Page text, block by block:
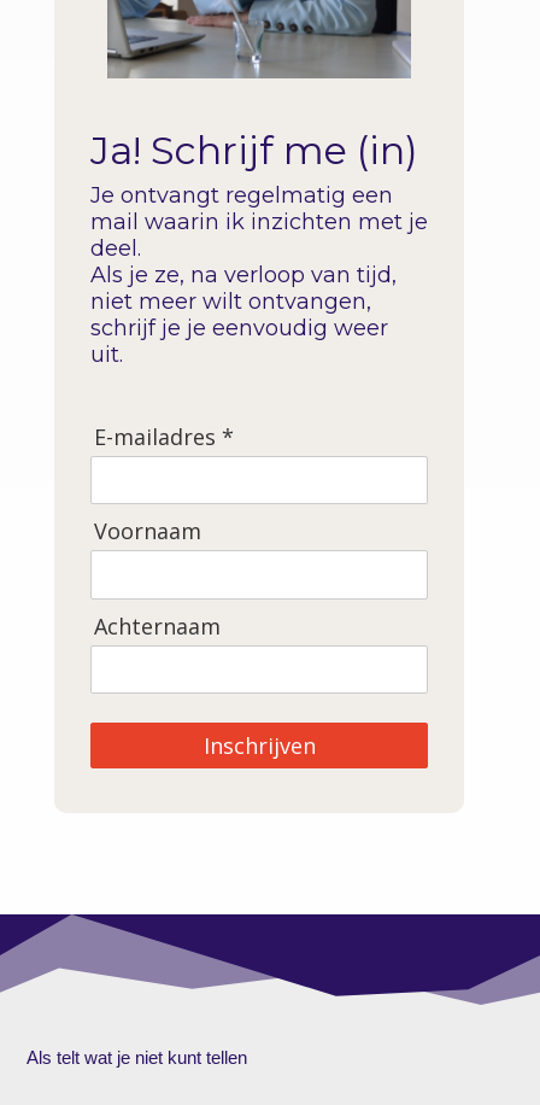
Ja! Schrijf me (in)
Je ontvangt regelmatig een
mail waarin ik inzichten met je
deel.
Als je ze, na verloop van tijd,
niet meer wilt ontvangen,
schrijf je je eenvoudig weer
uit.
E-mailadres *
Voornaam
Achternaam
Inschrijven
Als telt wat je niet kunt tellen